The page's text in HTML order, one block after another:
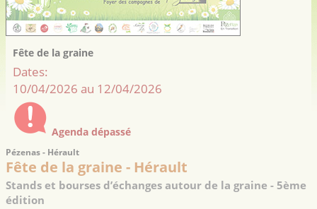
Fête de la graine
Dates:
10/04/2026 au 12/04/2026
Agenda dépassé
Pézenas - Hérault
Fête de la graine - Hérault
Stands et bourses d’échanges autour de la graine - 5ème
édition